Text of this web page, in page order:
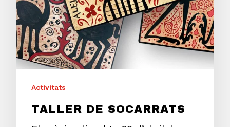
Activitats
TALLER DE SOCARRATS